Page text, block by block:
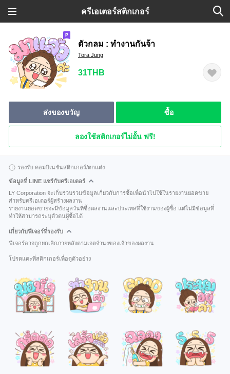
ครีเอเตอร์สติกเกอร์
ตัวกลม : ทำงานกันจ้า
Tora Jung
31THB
ส่งของขวัญ ซื้อ
ลองใช้สติกเกอร์ไม่อั้น ฟรี!
รองรับ คอมบิเนชันสติกเกอร์/ตกแต่ง
ข้อมูลที่ LINE แชร์กับครีเอเตอร์
LY Corporation จะเก็บรวบรวมข้อมูลเกี่ยวกับการซื้อเพื่อนำไปใช้ในรายงานยอดขาย
สำหรับครีเอเตอร์ผู้สร้างผลงาน
รายงานยอดขายจะมีข้อมูลวันที่ซื้อผลงานและประเทศที่ใช้งานของผู้ซื้อ แต่ไม่มีข้อมูลที่
ทำให้สามารถระบุตัวตนผู้ซื้อได้
เกี่ยวกับฟีเจอร์ที่รองรับ
ฟีเจอร์อาจถูกยกเลิกภายหลังตามเจตจำนงของเจ้าของผลงาน
โปรดแตะที่สติกเกอร์เพื่อดูตัวอย่าง